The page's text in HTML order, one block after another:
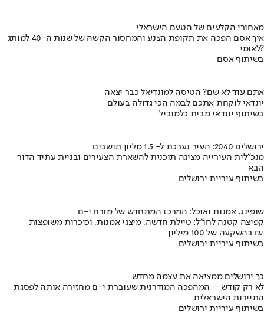
מאחורי הקלעים של הטעם הישראלי
איך אסם הפכה את תקופת הצנע והמחסור הקשה של שנות ה-40 למותג
לאומי?
בשיתוף אסם
אתם עוד לא שם? הטיסה למונדיאל כבר יצאה
יונדאי לוקחת אתכם לבמה הכי גדולה בעולם
בשיתוף יונדאי מבית כלמוביל
ירושלים 2040: העיר נערכת ל- 1.5 מליון תושבים
מנכ"לית העירייה מציגה תוכנית להשארת הצעירים ובניית עתיד הדור
הבא
בשיתוף עיריית ירושלים
שופינג, אמנות ואוכל: המרכז המתחדש של מזרח י-ם
קפיצה קטנה לחו"ל: טיילת חדשה, מיצגי אמנות, וכיכרות משופצות
בהשקעה של 100 מיליון ₪
בשיתוף עיריית ירושלים
כך ירושלים ממציאה את עצמה מחדש
לא רק קודש – המהפכה המודרנית שעוברת י-ם מחזירה אותה לפסגת
התיירות הישראלית
בשיתוף עיריית ירושלים